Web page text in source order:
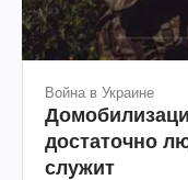
Война в Украине
достаточно
служит